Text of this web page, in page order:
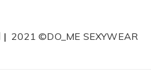
| 2021 ©DO_ME SEXYWEAR